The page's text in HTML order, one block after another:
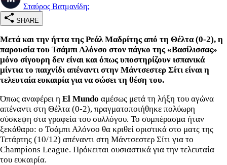
Σταύρος Βατμανίδη;
SHARE
Μετά και την ήττα της Ρεάλ Μαδρίτης από τη Θέλτα (0-2), η
παρουσία του Τσάμπι Αλόνσο στον πάγκο της «Βασίλισσας»
μόνο σίγουρη δεν είναι και όπως υποστηρίζουν ισπανικά
μίντια το παιχνίδι απέναντι στην Μάντσεστερ Σίτι είναι η
τελευταία ευκαιρία για να σώσει τη θέση του.
Όπως αναφέρει η El Mundo αμέσως μετά τη λήξη του αγώνα
απέναντι στη Θέλτα (0-2), πραγματοποιήθηκε πολύωρη
σύσκεψη στα γραφεία του συλλόγου. Το συμπέρασμα ήταν
ξεκάθαρο: ο Τσάμπι Αλόνσο θα κριθεί οριστικά στο ματς της
Τετάρτης (10/12) απέναντι στη Μάντσεστερ Σίτι για το
Champions League. Πρόκειται ουσιαστικά για την τελευταία
του ευκαιρία.